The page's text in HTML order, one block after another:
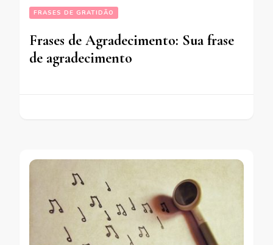
FRASES DE GRATIDÃO
Frases de Agradecimento: Sua frase
de agradecimento